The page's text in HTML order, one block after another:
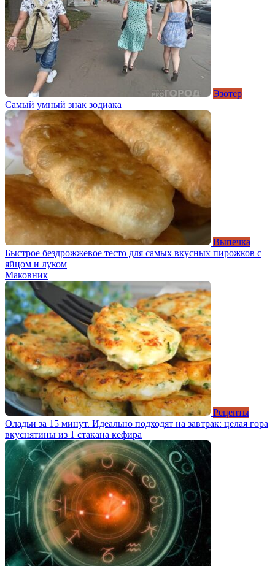
Эзотер
Самый умный знак зодиака
Выпечка
Быстрое бездрожжевое тесто для самых вкусных пирожков с
яйцом и луком
Маковник
Рецепты
Оладьи за 15 минут. Идеально подходят на завтрак: целая гора
вкуснятины из 1 стакана кефира